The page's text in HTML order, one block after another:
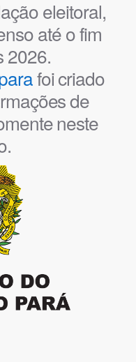
eleitoral,
até o fim
2026.
foi criado
de
neste